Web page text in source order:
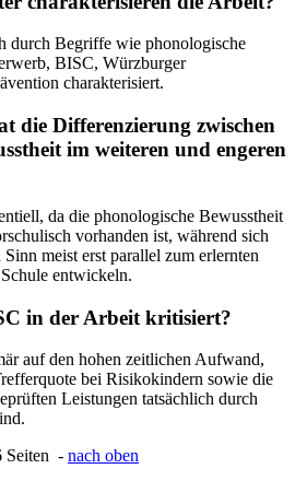
durch Begriffe wie phonologische
BISC, Würzburger
charakterisiert.
die Differenzierung zwischen
im weiteren und engeren
da die phonologische Bewusstheit
vorhanden ist, während sich
meist erst parallel zum erlernten
entwickeln.
in der Arbeit kritisiert?
auf den hohen zeitlichen Aufwand,
bei Risikokindern sowie die
Leistungen tatsächlich durch
Seiten - nach oben